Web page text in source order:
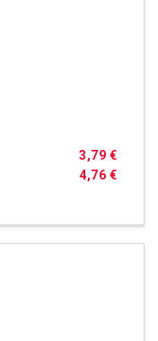
4,76 €
3,79 €